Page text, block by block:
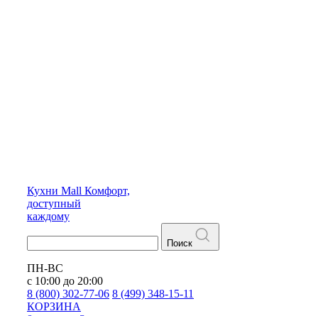
Кухни Mall Комфорт,
доступный
каждому
Поиск
ПН-ВС
с 10:00 до 20:00
8 (800) 302-77-06 8 (499) 348-15-11
КОРЗИНА